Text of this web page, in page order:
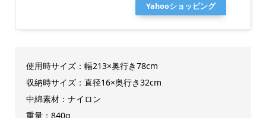
Yahooショッピング
使用時サイズ：幅213×奥行き78cm
収納時サイズ：直径16×奥行き32cm
中綿素材：ナイロン
重量：840g